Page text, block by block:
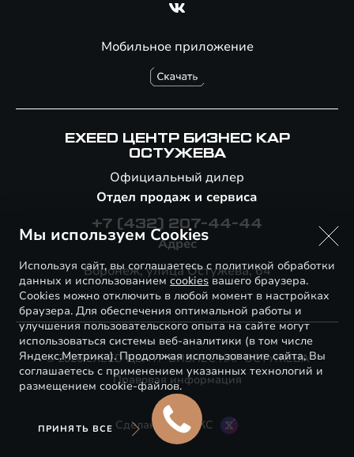
Мобильное приложение
EXEED ЦЕНТР БИЗНЕС КАР
ОСТУЖЕВА
Официальный дилер
Отдел продаж и сервиса
+7 (432) 207-44-44
Адрес
Воронеж, улица Остужева, 64
© 2026 EXEED ЦЕНТР БИЗНЕС КАР ОСТУЖЕВА
Правовая информация
Сделано в ПЕРКС
Мы используем Cookies
Используя сайт, вы соглашаетесь с политикой обработки
данных и использованием cookies вашего браузера.
Cookies можно отключить в любой момент в настройках
браузера. Для обеспечения оптимальной работы и
улучшения пользовательского опыта на сайте могут
использоваться системы веб-аналитики (в том числе
Яндекс.Метрика). Продолжая использование сайта, Вы
соглашаетесь с применением указанных технологий и
размещением cookie-файлов.
ПРИНЯТЬ ВСЕ